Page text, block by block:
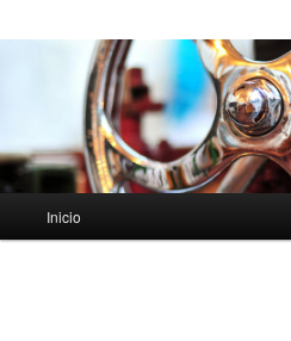
principal
Inicio